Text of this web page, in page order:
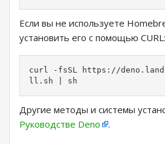
Если вы не используете
установить его с помощью CURL:
curl -fsSL https://
ll.sh | sh
Другие методы и системы
Руководстве Deno
.